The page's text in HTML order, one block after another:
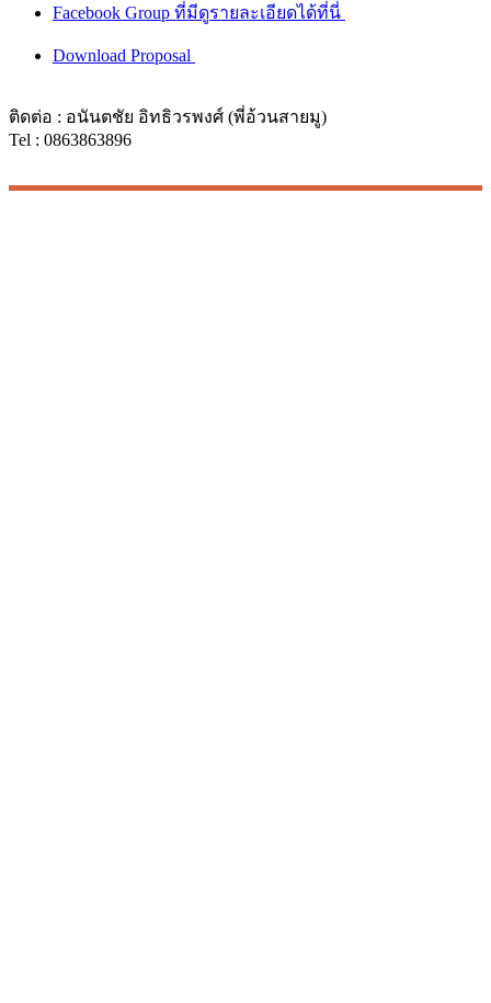
Facebook Group ที่มีดูรายละเอียดได้ที่นี่
Download Proposal
ติดต่อ : อนันตชัย อิทธิวรพงศ์ (พี่อ้วนสายมู)
Tel : 0863863896